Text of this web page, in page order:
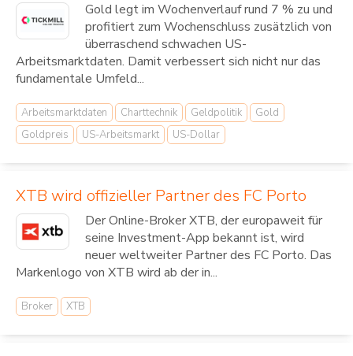
Gold legt im Wochenverlauf rund 7 % zu und
profitiert zum Wochenschluss zusätzlich von
überraschend schwachen US-
Arbeitsmarktdaten. Damit verbessert sich nicht nur das
fundamentale Umfeld...
Arbeitsmarktdaten Charttechnik Geldpolitik
Gold
Goldpreis
US-Arbeitsmarkt US-Dollar
XTB wird offizieller Partner des FC Porto
Der Online-Broker XTB, der europaweit für
seine Investment-App bekannt ist, wird
neuer weltweiter Partner des FC Porto. Das
Markenlogo von XTB wird ab der in...
Broker XTB